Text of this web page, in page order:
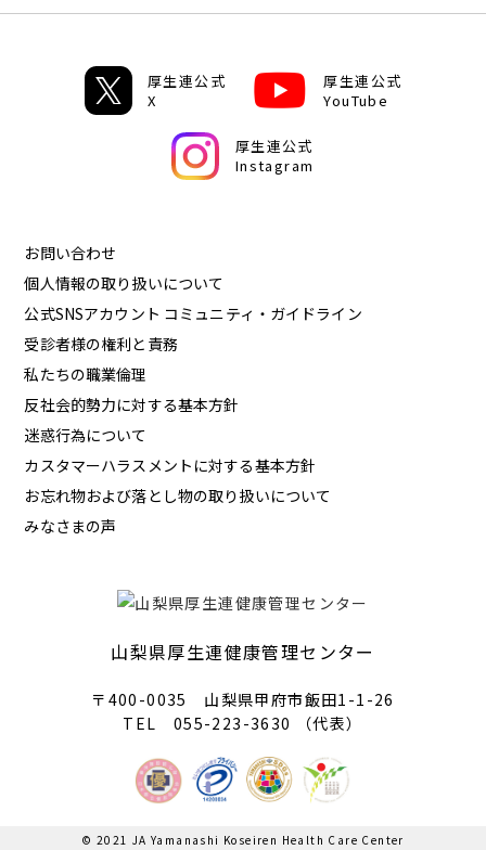
厚生連公式
X
厚生連公式
YouTube
厚生連公式
Instagram
お問い合わせ
個人情報の取り扱いについて
公式SNSアカウント コミュニティ・ガイドライン
受診者様の権利と責務
私たちの職業倫理
反社会的勢力に対する基本方針
迷惑行為について
カスタマーハラスメントに対する基本方針
お忘れ物および落とし物の取り扱いについて
みなさまの声
山梨県厚生連健康管理センター
〒400-0035 山梨県甲府市飯田1-1-26
TEL 055-223-3630 （代表）
© 2021 JA Yamanashi Koseiren Health Care Center